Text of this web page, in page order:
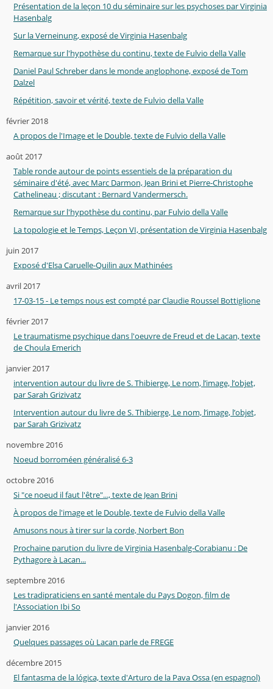
Présentation de la leçon 10 du séminaire sur les psychoses par Virginia
Hasenbalg
Sur la Verneinung, exposé de Virginia Hasenbalg
Remarque sur l'hypothèse du continu, texte de Fulvio della Valle
Daniel Paul Schreber dans le monde anglophone, exposé de Tom
Dalzel
Répétition, savoir et vérité, texte de Fulvio della Valle
février 2018
A propos de l'Image et le Double, texte de Fulvio della Valle
août 2017
Table ronde autour de points essentiels de la préparation du
séminaire d'été, avec Marc Darmon, Jean Brini et Pierre-Christophe
Cathelineau ; discutant : Bernard Vandermersch.
Remarque sur l'hypothèse du continu, par Fulvio della Valle
La topologie et le Temps, Leçon VI, présentation de Virginia Hasenbalg
juin 2017
Exposé d'Elsa Caruelle-Quilin aux Mathinées
avril 2017
17-03-15 - Le temps nous est compté par Claudie Roussel Bottiglione
février 2017
Le traumatisme psychique dans l'oeuvre de Freud et de Lacan, texte
de Choula Emerich
janvier 2017
intervention autour du livre de S. Thibierge, Le nom, l’image, l’objet,
par Sarah Grizivatz
Intervention autour du livre de S. Thibierge, Le nom, l’image, l’objet,
par Sarah Grizivatz
novembre 2016
Noeud borroméen généralisé 6-3
octobre 2016
Si "ce noeud il faut l'être"..., texte de Jean Brini
À propos de l'image et le Double, texte de Fulvio della Valle
Amusons nous à tirer sur la corde, Norbert Bon
Prochaine parution du livre de Virginia Hasenbalg-Corabianu : De
Pythagore à Lacan...
septembre 2016
Les tradipraticiens en santé mentale du Pays Dogon, film de
l'Association Ibi So
janvier 2016
Quelques passages où Lacan parle de FREGE
décembre 2015
El fantasma de la lógica, texte d'Arturo de la Pava Ossa (en espagnol)